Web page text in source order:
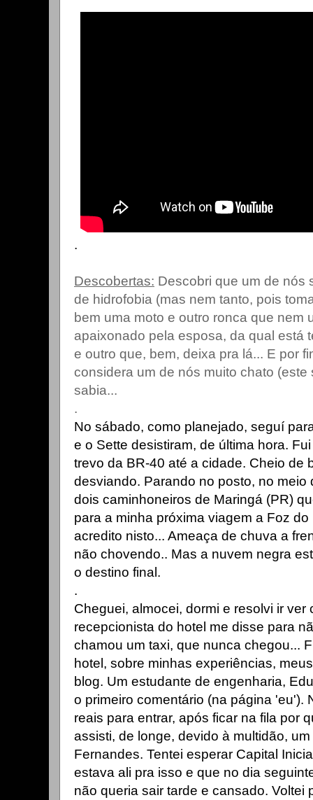
.
Descobertas: Descobri que um de nós
de hidrofobia (mas nem tanto, pois
bem uma moto e outro ronca que nem
apaixonado pela esposa, da qual está
e outro que, bem, deixa pra lá... E por
considera um de nós muito chato (este
sabia...
.
No sábado, como planejado, seguí
e o Sette desistiram, de última hora.
trevo da BR-40 até a cidade. Cheio de
desviando. Parando no posto, no
dois caminhoneiros de Maringá (PR)
para a minha próxima viagem a Foz
acredito nisto... Ameaça de chuva a
não chovendo.. Mas a nuvem negra
o destino final.
.
Cheguei, almocei, dormi e resolvi ir ver
recepcionista do hotel me disse para
chamou um taxi, que nunca chegou...
hotel, sobre minhas experiências,
blog. Um estudante de engenharia,
o primeiro comentário (na página 'eu').
reais para entrar, após ficar na fila por
assisti, de longe, devido à multidão,
Fernandes. Tentei esperar Capital
estava ali pra isso e que no dia
não queria sair tarde e cansado. Voltei